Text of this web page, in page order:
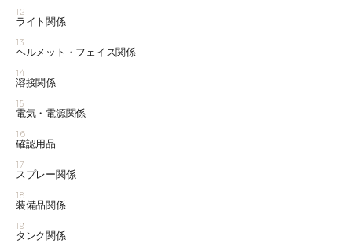
12
ライト関係
13
ヘルメット・フェイス関係
14
溶接関係
15
電気・電源関係
16
確認用品
17
スプレー関係
18
装備品関係
19
タンク関係